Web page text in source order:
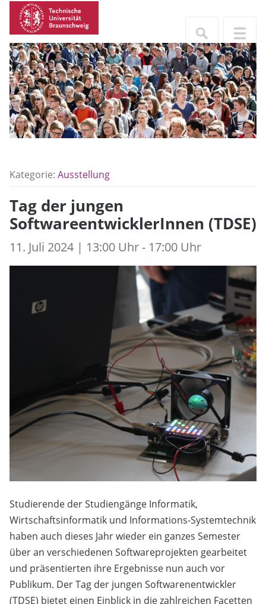
Kategorie: Ausstellung
Tag der jungen
SoftwareentwicklerInnen (TDSE)
11. Juli 2024 | 13:00 Uhr - 17:00 Uhr
Studierende der Studiengänge Informatik,
Wirtschaftsinformatik und Informations-Systemtechnik
haben auch dieses Jahr wieder ein ganzes Semester
über an verschiedenen Softwareprojekten gearbeitet
und präsentierten ihre Ergebnisse nun auch vor
Publikum. Der Tag der jungen Softwarenentwickler
(TDSE) bietet einen Einblick in die zahlreichen Facetten